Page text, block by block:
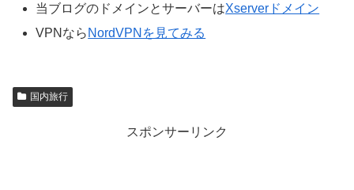
当ブログのドメインとサーバーはXserverドメイン
VPNなら NordVPNを見てみる
国内旅行
スポンサーリンク